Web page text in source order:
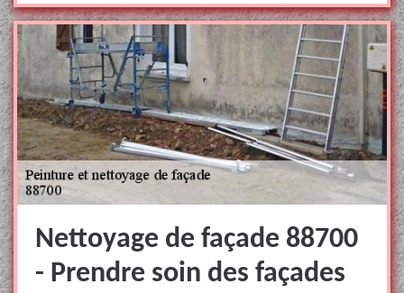
Nettoyage de façade 88700
- Prendre soin des façades